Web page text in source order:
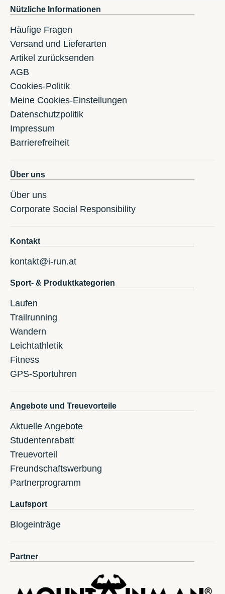
Nützliche Informationen
Häufige Fragen
Versand und Lieferarten
Artikel zurücksenden
AGB
Cookies-Politik
Meine Cookies-Einstellungen
Datenschutzpolitik
Impressum
Barrierefreiheit
Über uns
Über uns
Corporate Social Responsibility
Kontakt
kontakt@i-run.at
Sport- & Produktkategorien
Laufen
Trailrunning
Wandern
Leichtathletik
Fitness
GPS-Sportuhren
Angebote und Treuevorteile
Aktuelle Angebote
Studentenrabatt
Treuevorteil
Freundschaftswerbung
Partnerprogramm
Laufsport
Blogeinträge
Partner